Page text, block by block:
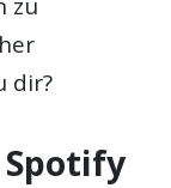
dir?
Spotify